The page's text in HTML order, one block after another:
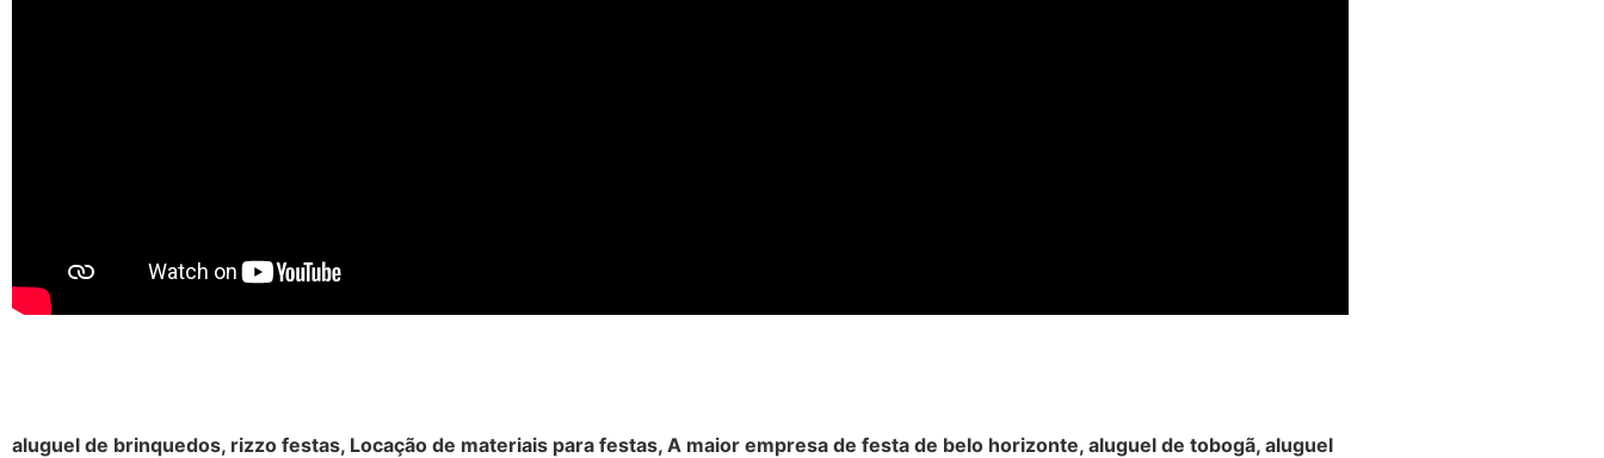
aluguel de brinquedos, rizzo festas, Locação de materiais para festas, A maior empresa de festa de belo horizonte, aluguel de tobogã, aluguel